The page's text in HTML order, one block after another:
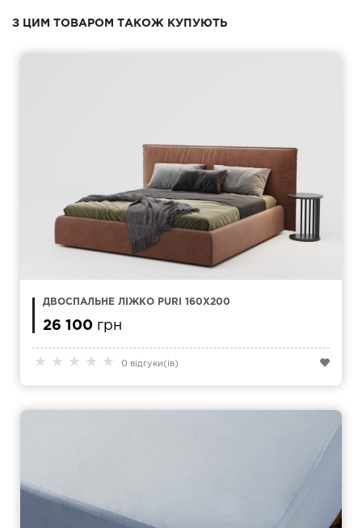
З ЦИМ ТОВАРОМ ТАКОЖ КУПУЮТЬ
★ ★ ★ ★ ★ 0 відгуки(ів)
ДВОСПАЛЬНЕ ЛІЖКО PURI 160X200
26 100 грн